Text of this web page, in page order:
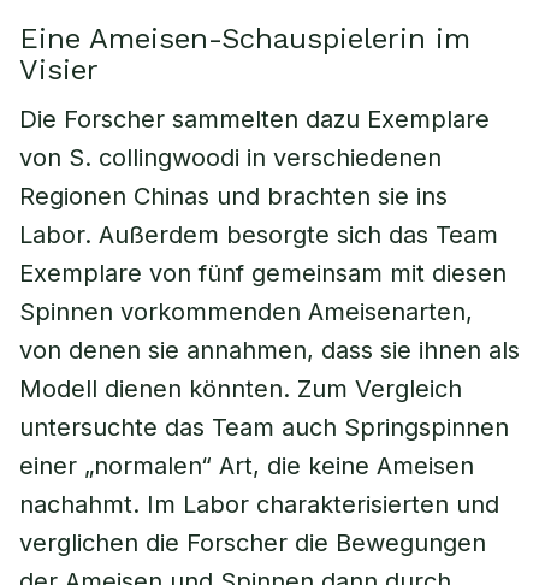
Eine Ameisen-Schauspielerin im
Visier
Die Forscher sammelten dazu Exemplare
von S. collingwoodi in verschiedenen
Regionen Chinas und brachten sie ins
Labor. Außerdem besorgte sich das Team
Exemplare von fünf gemeinsam mit diesen
Spinnen vorkommenden Ameisenarten,
von denen sie annahmen, dass sie ihnen als
Modell dienen könnten. Zum Vergleich
untersuchte das Team auch Springspinnen
einer „normalen“ Art, die keine Ameisen
nachahmt. Im Labor charakterisierten und
verglichen die Forscher die Bewegungen